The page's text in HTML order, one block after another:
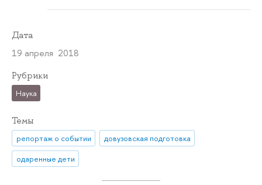
Дата
19 апреля 2018
Рубрики
Наука
Темы
репортаж о событии
довузовская подготовка
одаренные дети